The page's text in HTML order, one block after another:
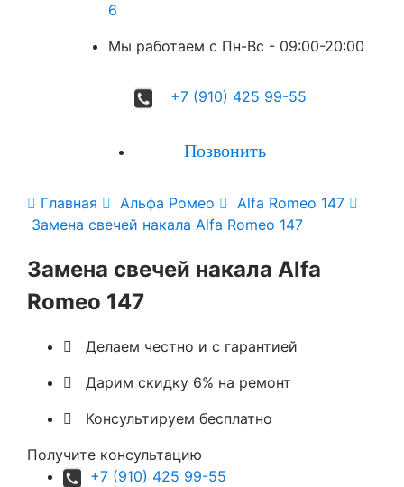
6
Мы работаем с Пн-Вc - 09:00-20:00
+7 (910) 425 99-55
Позвонить
 Главная  Альфа Ромео  Alfa Romeo 147 
Замена свечей накала Alfa Romeo 147
Замена свечей накала Alfa
Romeo 147
 Делаем честно и с гарантией
 Дарим скидку 6% на ремонт
 Консультируем бесплатно
Получите консультацию
+7 (910) 425 99-55